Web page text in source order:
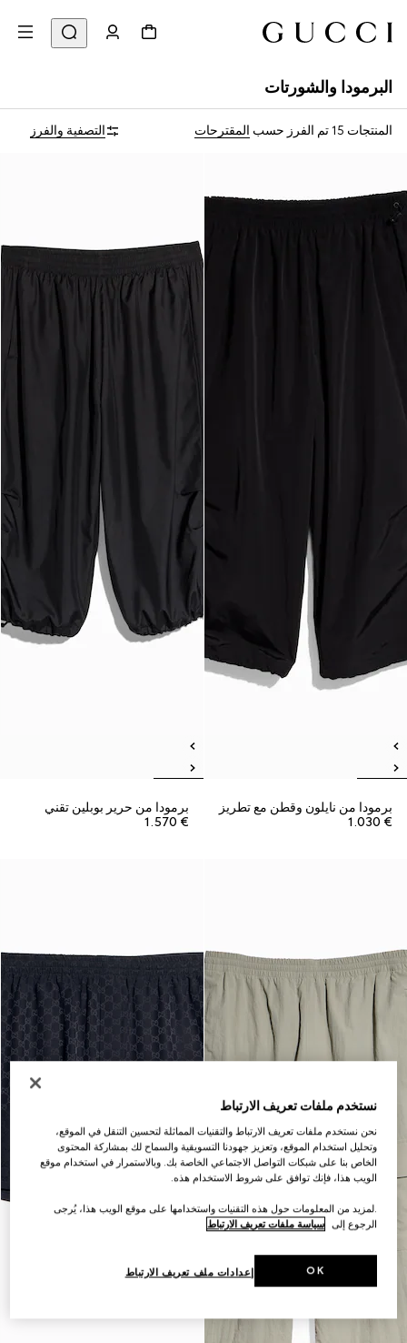
البرمودا والشورتات
المنتجات 15 تم الفرز حسب المقترحات التصفية والفرز
برمودا من نايلون وقطن مع تطريز
€ 1.030
برمودا من حرير بوبلين تقني
€ 1.570
نستخدم ملفات تعريف الارتباط
نحن نستخدم ملفات تعريف الارتباط والتقنيات المماثلة لتحسين التنقل في الموقع،
وتحليل استخدام الموقع، وتعزيز جهودنا التسويقية والسماح لك بمشاركة المحتوى
الخاص بنا على شبكات التواصل الاجتماعي الخاصة بك. وبالاستمرار في استخدام موقع
الويب هذا، فإنك توافق على شروط الاستخدام هذه.
.لمزيد من المعلومات حول هذه التقنيات واستخدامها على موقع الويب هذا، يُرجى
الرجوع إلى سياسة ملفات تعريف الارتباط
إعدادات ملف تعريف الارتباط OK